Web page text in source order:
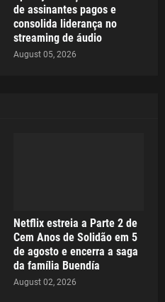
de assinantes pagos e
consolida liderança no
streaming de áudio
August 05, 2026
Netflix estreia a Parte 2 de
Cem Anos de Solidão em 5
de agosto e encerra a saga
da família Buendía
August 02, 2026